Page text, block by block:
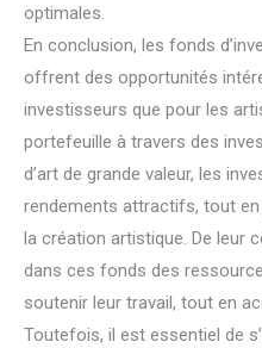
optimales.
En conclusion, les fonds
offrent des opportunités
investisseurs que pour les
portefeuille à travers des
d’art de grande valeur, les
rendements attractifs, tout
la création artistique. De leur
dans ces fonds des
soutenir leur travail, tout en
Toutefois, il est essentiel de